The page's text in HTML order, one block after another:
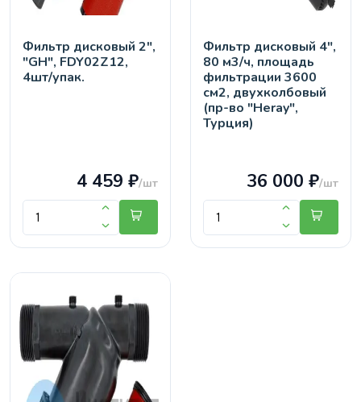
Фильтр дисковый 2",
"GH", FDY02Z12,
4шт/упак.
4 459 ₽/шт
Фильтр дисковый 4",
80 м3/ч, площадь
фильтрации 3600
см2, двухколбовый
(пр-во "Heray",
Турция)
36 000 ₽/шт